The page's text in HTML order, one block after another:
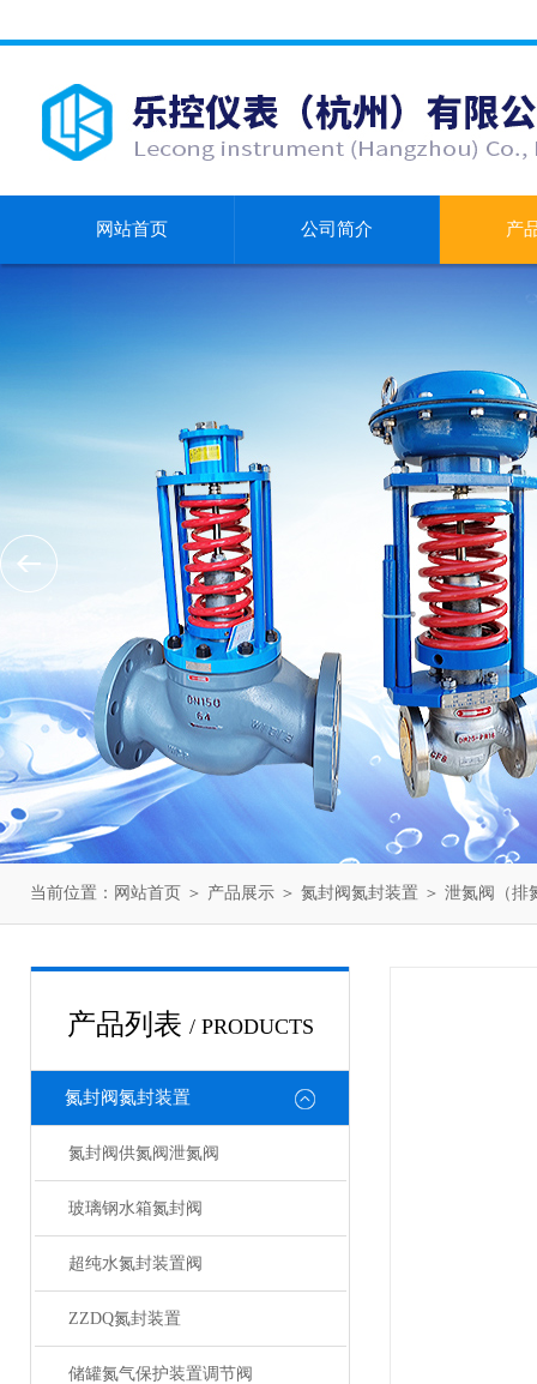
网站首页 公司简介 产
当前位置： 网站首页 ＞ 产品展示 ＞ 氮封阀氮封装置 ＞ 泄氮阀（排
产品列表 / PRODUCTS
氮封阀氮封装置
氮封阀供氮阀泄氮阀
玻璃钢水箱氮封阀
超纯水氮封装置阀
ZZDQ氮封装置
储罐氮气保护装置调节阀